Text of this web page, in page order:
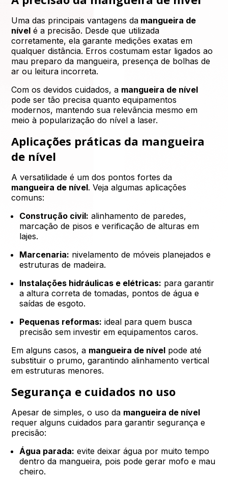
Uma das principais vantagens da mangueira de
nível é a precisão. Desde que utilizada
corretamente, ela garante medições exatas em
qualquer distância. Erros costumam estar ligados ao
mau preparo da mangueira, presença de bolhas de
ar ou leitura incorreta.
Com os devidos cuidados, a mangueira de nível
pode ser tão precisa quanto equipamentos
modernos, mantendo sua relevância mesmo em
meio à popularização do nível a laser.
Aplicações práticas da mangueira
de nível
A versatilidade é um dos pontos fortes da
mangueira de nível. Veja algumas aplicações
comuns:
Construção civil: alinhamento de paredes,
marcação de pisos e verificação de alturas em
lajes.
Marcenaria: nivelamento de móveis planejados e
estruturas de madeira.
Instalações hidráulicas e elétricas: para garantir
a altura correta de tomadas, pontos de água e
saídas de esgoto.
Pequenas reformas: ideal para quem busca
precisão sem investir em equipamentos caros.
Em alguns casos, a mangueira de nível pode até
substituir o prumo, garantindo alinhamento vertical
em estruturas menores.
Segurança e cuidados no uso
Apesar de simples, o uso da mangueira de nível
requer alguns cuidados para garantir segurança e
precisão:
Água parada: evite deixar água por muito tempo
dentro da mangueira, pois pode gerar mofo e mau
cheiro.